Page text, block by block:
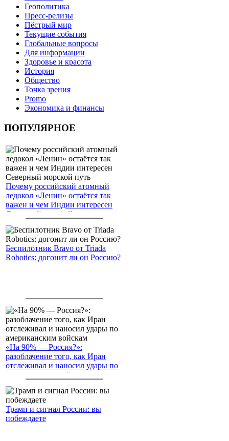
Геополитика
Пресс-релизы
Пёстрый мир
Текущие события
Глобальные вопросы
Для информации
Здоровье и красота
История
Общество
Точка зрения
Promo
Экономика и финансы
ПОПУЛЯРНОЕ
Почему российский атомный
ледокол «Ленин» остаётся так
важен и чем Индии интересен
Северный морской путь
Беспилотник Bravo от Triada
Robotics: догонит ли он Россию?
«На 90% — Россия?»:
разоблачение того, как Иран
отслеживал и наносил удары по
американским войскам
Трамп и сигнал России: вы
побеждаете